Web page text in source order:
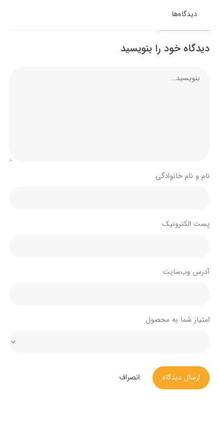
دیدگاه‌ها
دیدگاه خود را بنویسید
نام و نام خانوادگی
پست الکترونیک
آدرس وب‌سایت
امتیاز شما به محصول
ارسال دیدگاه انصراف